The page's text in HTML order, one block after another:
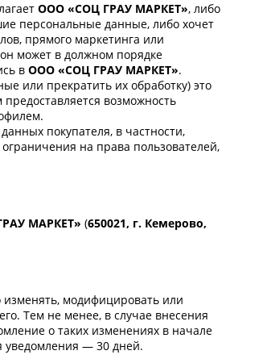
ООО «СОЦ ГРАУ МАРКЕТ», либо
персональные данные, либо хочет
прямого маркетинга или
может в должном порядке
в ООО «СОЦ ГРАУ МАРКЕТ».
или прекратить их обработку) это
возможность
покупателя, в частности,
на права пользователей,
МАРКЕТ» (650021, г. Кемерово,
изменять, модифицировать или
Тем не менее, в случае внесения
о таких изменениях в начале
уведомления — 30 дней.